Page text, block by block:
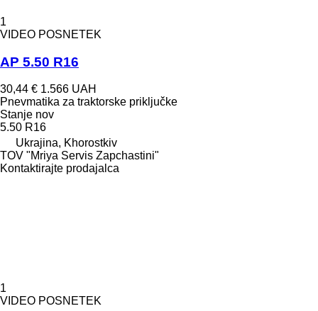
1
VIDEO POSNETEK
AP 5.50 R16
30,44 € 1.566 UAH
Pnevmatika za traktorske priključke
Stanje nov
5.50 R16
Ukrajina, Khorostkiv
TOV "Mriya Servis Zapchastini"
Kontaktirajte prodajalca
1
VIDEO POSNETEK